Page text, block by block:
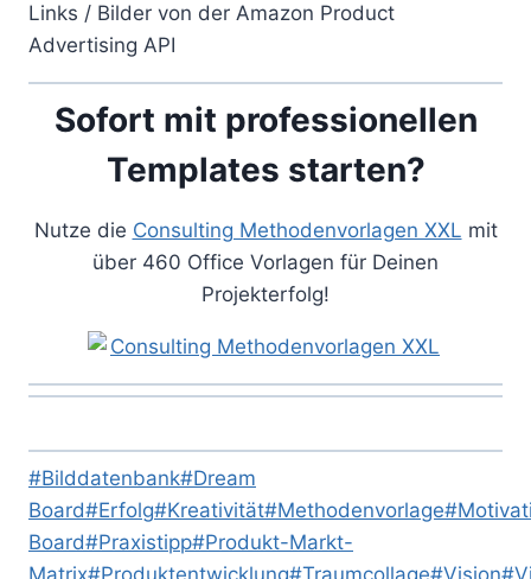
Links / Bilder von der Amazon Product
Advertising API
Sofort mit professionellen
Templates starten?
Nutze die Consulting Methodenvorlagen XXL mit
über 460 Office Vorlagen für Deinen
Projekterfolg!
Schlagworte:
#Bilddatenbank#Dream
Board#Erfolg#Kreativität#Methodenvorlage#
Board#Praxistipp#Produkt-Markt-
Matrix#Produktentwicklung#Traumcollage#Vision#